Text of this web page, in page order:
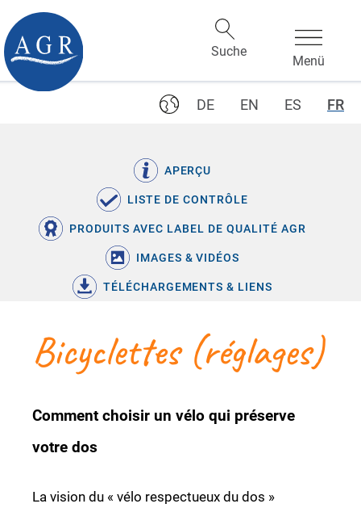
DE EN ES FR
APERÇU
LISTE DE CONTRÔLE
PRODUITS AVEC LABEL DE QUALITÉ AGR
IMAGES & VIDÉOS
TÉLÉCHARGEMENTS & LIENS
Bicyclettes (réglages)
Comment choisir un vélo qui préserve
votre dos
La vision du « vélo respectueux du dos »